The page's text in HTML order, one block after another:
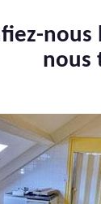
nous
nous